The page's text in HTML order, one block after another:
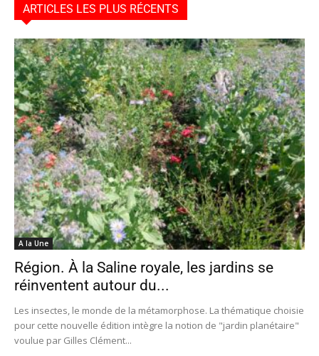
ARTICLES LES PLUS RÉCENTS
A la Une
Région. À la Saline royale, les jardins se
réinventent autour du...
Les insectes, le monde de la métamorphose. La thématique choisie
pour cette nouvelle édition intègre la notion de "jardin planétaire"
voulue par Gilles Clément...